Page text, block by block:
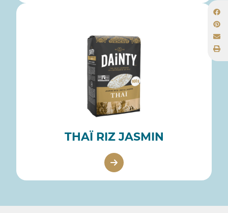
THAÏ RIZ JASMIN